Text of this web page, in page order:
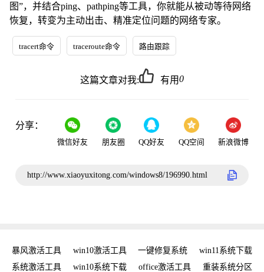
图”，并结合ping、pathping等工具，你就能从被动等待网络
恢复，转变为主动出击、精准定位问题的网络专家。
tracert命令 traceroute命令 路由跟踪
这篇文章对我: 有用0
分享：
微信好友 朋友圈 QQ好友 QQ空间 新浪微博
http://www.xiaoyuxitong.com/windows8/196990.html
暴风激活工具 win10激活工具 一键修复系统
win11系统下载
系统激活工具
win10系统下载 office激活工具
重装系统分区